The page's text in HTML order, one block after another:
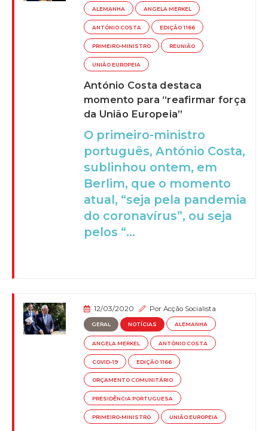
ALEMANHA ANGELA MERKEL
ANTÓNIO COSTA EDIÇÃO 1166
PRIMEIRO-MINISTRO REUNIÃO
UNIÃO EUROPEIA
António Costa destaca
momento para “reafirmar força
da União Europeia”
O primeiro-ministro
português, António Costa,
sublinhou ontem, em
Berlim, que o momento
atual, “seja pela pandemia
do coronavírus”, ou seja
pelos “...
12/03/2020 PorAcção Socialista
GERAL NOTÍCIAS ALEMANHA
ANGELA MERKEL ANTÓNIO COSTA
COVID-19 EDIÇÃO 1166
ORÇAMENTO COMUNITÁRIO
PRESIDÊNCIA PORTUGUESA
PRIMEIRO-MINISTRO UNIÃO EUROPEIA